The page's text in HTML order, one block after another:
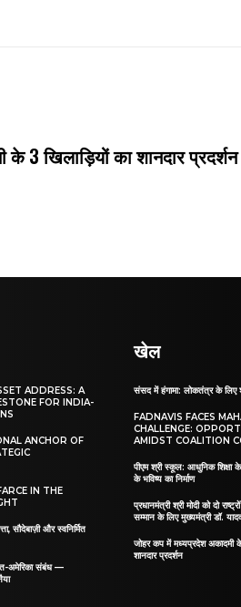
3 खिलाड़ियों का शानदार प्रदर्शन
ADDRESS: A
FOR INDIA-
ANCHOR OF
IN THE
सौदेबाज़ी और स्वनिर्मित
अमेरिका संबंध —
खेल
संसद में हंगामा: लोकतंत्र के लिए
FADNAVIS FACES
CHALLENGE:
AMIDST COALITION
पीएम श्री स्कूल: आधुनिक शिक्षा
के भविष्य का निर्माण
प्रधानमंत्री श्री मोदी को दो
सम्मान के लिए मुख्यमंत्री डॉ.
जोहर कप में मध्यप्रदेश अकादमी
शानदार प्रदर्शन